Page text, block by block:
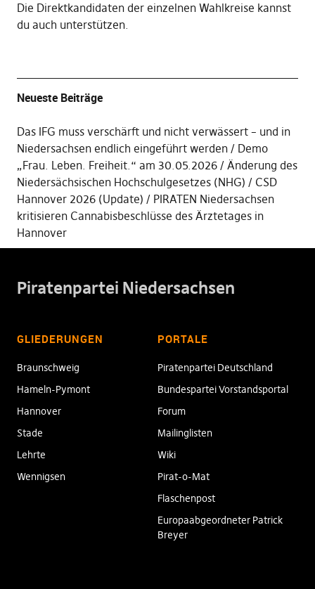
Die Direktkandidaten der einzelnen Wahlkreise kannst
du auch unterstützen.
Neueste Beiträge
Das IFG muss verschärft und nicht verwässert – und in
Niedersachsen endlich eingeführt werden
Demo
„Frau. Leben. Freiheit.“ am 30.05.2026
Änderung des
Niedersächsischen Hochschulgesetzes (NHG)
CSD
Hannover 2026 (Update)
PIRATEN Niedersachsen
kritisieren Cannabisbeschlüsse des Ärztetages in
Hannover
Piratenpartei Niedersachsen
GLIEDERUNGEN
Braunschweig
Hameln-Pymont
Hannover
Stade
Lehrte
Wennigsen
PORTALE
Piratenpartei Deutschland
Bundespartei Vorstandsportal
Forum
Mailinglisten
Wiki
Pirat-o-Mat
Flaschenpost
Europaabgeordneter Patrick
Breyer